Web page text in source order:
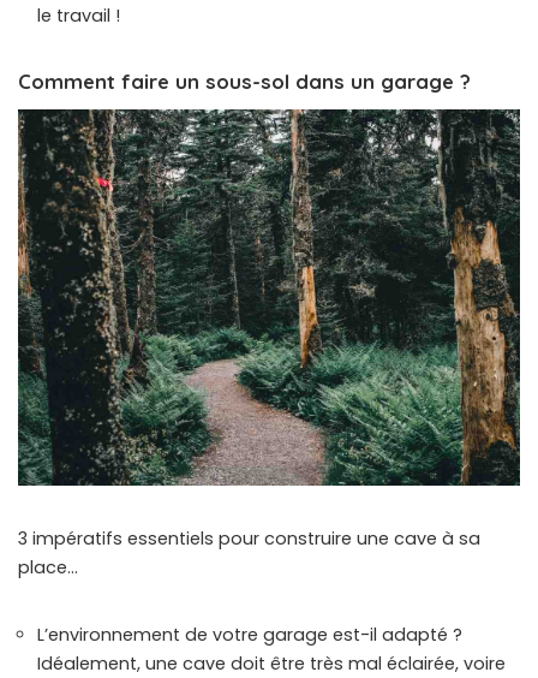
le travail !
Comment faire un sous-sol dans un garage ?
3 impératifs essentiels pour construire une cave à sa
place…
L’environnement de votre garage est-il adapté ?
Idéalement, une cave doit être très mal éclairée, voire